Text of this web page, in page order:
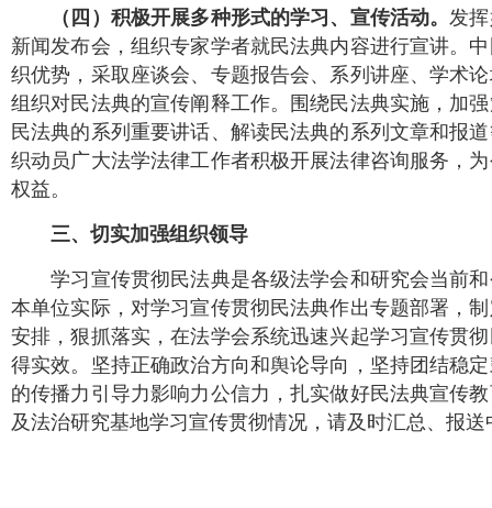
（四）积极开展多种形式的学习、宣传活动。发
新闻发布会，组织专家学者就民法典内容进行宣讲。
织优势，采取座谈会、专题报告会、系列讲座、学术
组织对民法典的宣传阐释工作。围绕民法典实施，加
民法典的系列重要讲话、解读民法典的系列文章和报
织动员广大法学法律工作者积极开展法律咨询服务，
权益。
三、切实加强组织领导
学习宣传贯彻民法典是各级法学会和研究会当前和
本单位实际，对学习宣传贯彻民法典作出专题部署，
安排，狠抓落实，在法学会系统迅速兴起学习宣传贯
得实效。坚持正确政治方向和舆论导向，坚持团结稳
的传播力引导力影响力公信力，扎实做好民法典宣传
及法治研究基地学习宣传贯彻情况，请及时汇总、报